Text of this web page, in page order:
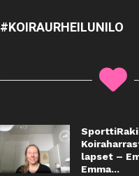
#KOIRAURHEILUNILO
lapset –
Emma...